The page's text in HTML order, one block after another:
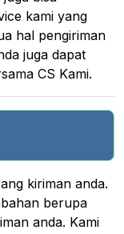
kami yang
hal pengiriman
juga dapat
CS Kami.
kiriman anda.
berupa
anda. Kami